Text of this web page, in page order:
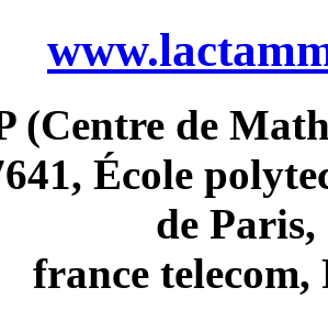
(Centre de
École
de
france telecom,